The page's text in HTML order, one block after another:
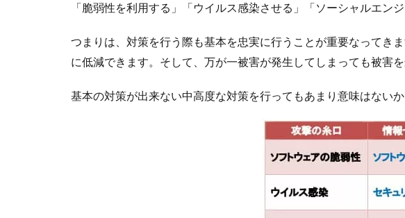
「脆弱性を利用する」「ウイルス感染させる」「ソーシャルエン
つまりは、対策を行う際も基本を忠実に行うことが重要なってき
に低減できます。そして、万が一被害が発生してしまっても被害
基本の対策が出来ない中高度な対策を行ってもあまり意味はないか